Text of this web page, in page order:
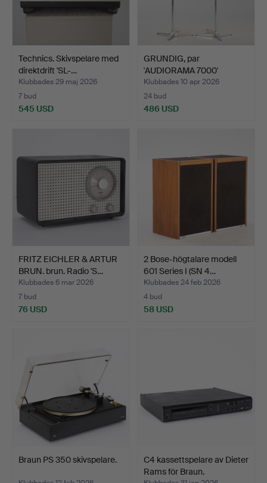
Technics. Skivspelare med
direktdrift 'SL-…
Klubbades 29 maj 2026
7 bud
545 USD
GRUNDIG, par
'AUDIORAMA 7000'
högtalare (2…
Klubbades 10 apr 2026
24 bud
486 USD
FRITZ EICHLER & ARTUR
BRUN. brun. Radio 'S…
Klubbades 6 mar 2026
7 bud
76 USD
2 Bose-högtalare modell
601 Series I (SN 4…
Klubbades 24 feb 2026
4 bud
58 USD
Braun PS 350 skivspelare.
C4 kassettspelare av Dieter
Rams för Braun.